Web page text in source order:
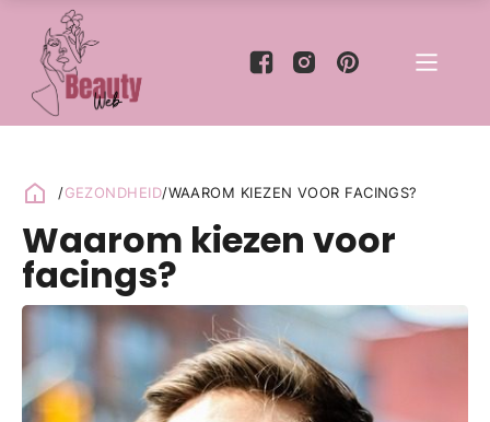
/GEZONDHEID/WAAROM KIEZEN VOOR FACINGS?
Waarom kiezen voor
facings?